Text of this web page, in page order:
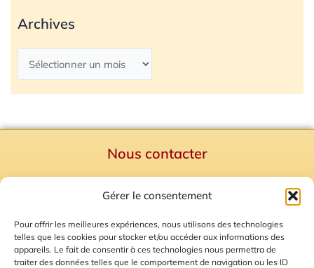
Gérer le consentement
Pour offrir les meilleures expériences, nous utilisons des technologies
telles que les cookies pour stocker et/ou accéder aux informations des
appareils. Le fait de consentir à ces technologies nous permettra de
traiter des données telles que le comportement de navigation ou les ID
Archives
Nous contacter
Mentions Légales
Plan du site
Gestion des Cookies